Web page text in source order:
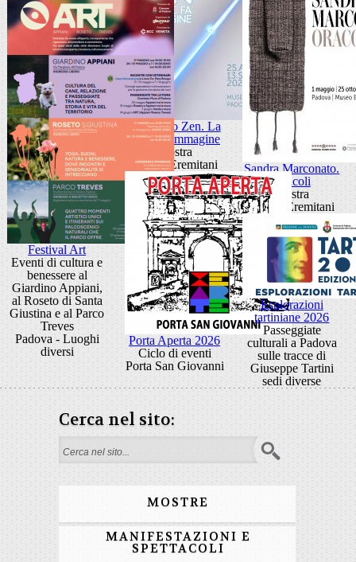
Giancarlo Zen. La
luce fa l'immagine
Mostra
Museo Eremitani
Sandra Marconato.
Oracoli
Mostra
Museo Eremitani
Festival Art
Eventi di cultura e
benessere al
Giardino Appiani,
al Roseto di Santa
Giustina e al Parco
Treves
Padova - Luoghi
diversi
Porta Aperta 2026
Ciclo di eventi
Porta San Giovanni
Esplorazioni
tartiniane 2026
Passeggiate
culturali a Padova
sulle tracce di
Giuseppe Tartini
sedi diverse
Cerca nel sito:
Form di ricerca
MOSTRE
MANIFESTAZIONI E
SPETTACOLI